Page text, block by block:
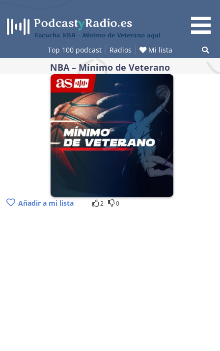
contenido
Escucha NBA – Mínimo de Veterano aquí
Top 100 podcast Radios Mi lista
NBA – Mínimo de Veterano
Añadir a mi lista 2 0